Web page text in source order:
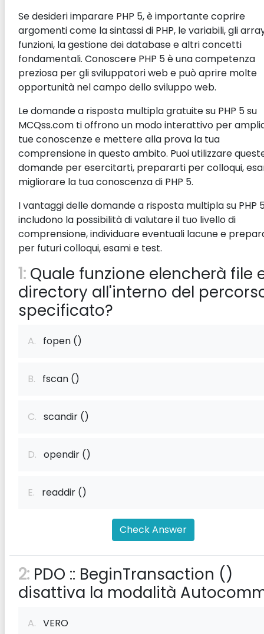
Se desideri imparare PHP 5, è importante coprire
argomenti come la sintassi di PHP, le variabili, gli
funzioni, la gestione dei database e altri concetti
fondamentali. Conoscere PHP 5 è una competenza
preziosa per gli sviluppatori web e può aprire molte
opportunità nel campo dello sviluppo web.
Le domande a risposta multipla gratuite su PHP 5 su
MCQss.com ti offrono un modo interattivo per
tue conoscenze e mettere alla prova la tua
comprensione in questo ambito. Puoi utilizzare
domande per esercitarti, prepararti per colloqui,
migliorare la tua conoscenza di PHP 5.
I vantaggi delle domande a risposta multipla su PHP
includono la possibilità di valutare il tuo livello di
comprensione, individuare eventuali lacune e
per futuri colloqui, esami e test.
1: Quale funzione elencherà file
directory all'interno del
specificato?
A. fopen ()
B. fscan ()
C. scandir ()
D. opendir ()
E. readdir ()
Check Answer
2: PDO :: BeginTransaction ()
disattiva la modalità
A. VERO